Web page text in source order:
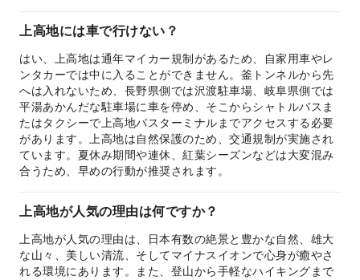
上高地には車で行けない？
はい、上高地は通年マイカー規制があるため、自家用車やレ
ンタカーでは中に入ることができません。釜トンネルから先
へは入れないため、長野県側では沢渡駐車場、岐阜県側では
平湯あかんだな駐車場に車を停め、そこからシャトルバスま
たはタクシーで上高地バスターミナルまでアクセスする必要
があります。上高地は自然保護のため、交通規制が実施され
ています。夏休み期間や連休、紅葉シーズンなどは大変混み
合うため、早めの行動が推奨されます。
上高地が人気の理由は何ですか？
上高地が人気の理由は、日本有数の絶景と豊かな自然、雄大
な山々、美しい清流、そしてマイナスイオンで心身が癒やさ
れる環境にあります。また、登山から手軽なハイキングまで